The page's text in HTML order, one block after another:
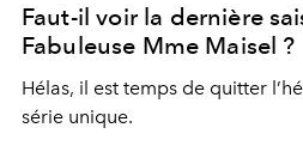
Faut-il voir la dernière
Fabuleuse Mme Maisel ?
Hélas, il est temps de quitter
série unique.